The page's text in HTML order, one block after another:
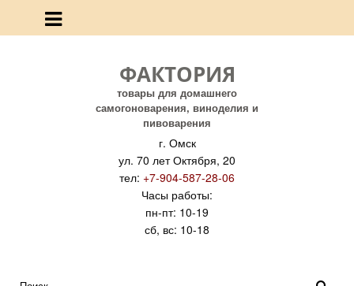
ФАКТОРИЯ
товары для домашнего
самогоноварения, виноделия и
пивоварения
г. Омск
ул. 70 лет Октября, 20
тел: +7-904-587-28-06
Часы работы:
пн-пт: 10-19
сб, вс: 10-18